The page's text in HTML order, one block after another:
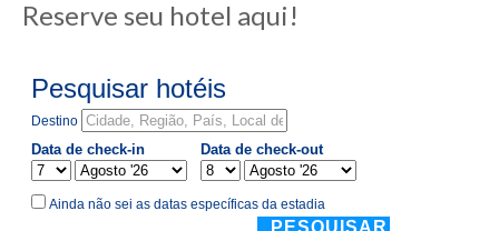
Reserve seu hotel aqui!